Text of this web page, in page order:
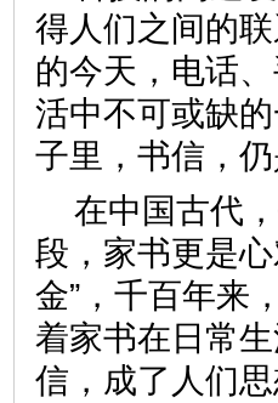
得人们之间的
的今天，电话
活中不可或缺
子里，书信，
在中国古代
段，家书更是
金”，千百年来
着家书在日常
信，成了人们